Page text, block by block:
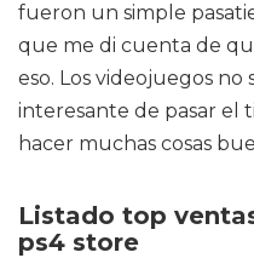
fueron un simple
que me di cuenta de
eso. Los videojuegos no
interesante de pasar el
hacer muchas cosas
Listado top
ps4 store